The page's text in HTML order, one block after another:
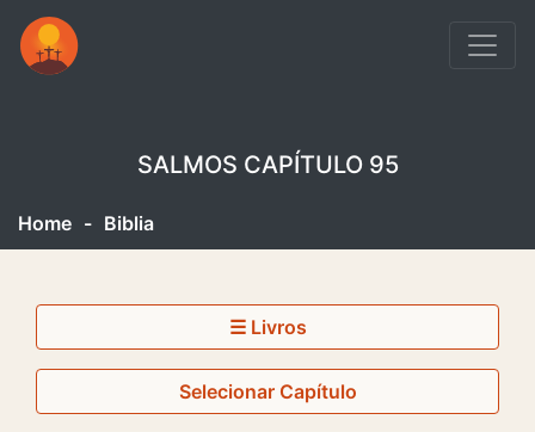
SALMOS CAPÍTULO 95
Home - Biblia
☰ Livros
Selecionar Capítulo